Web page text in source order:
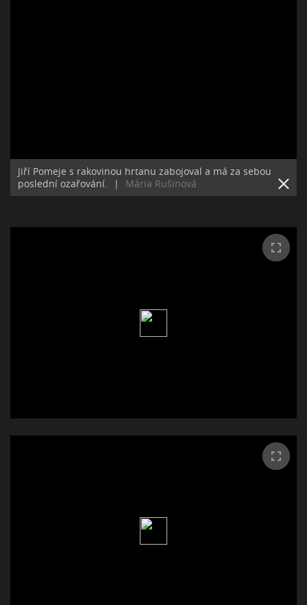
Jiří Pomeje s rakovinou hrtanu zabojoval a má za sebou
poslední ozařování.
| Mária Rušinová